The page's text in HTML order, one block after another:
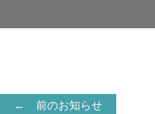
← 前のお知らせ